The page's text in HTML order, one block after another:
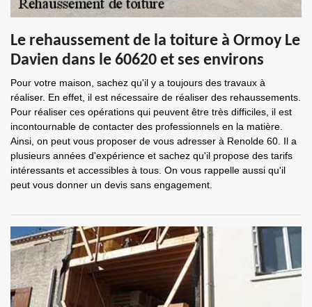
Le rehaussement de la toiture à Ormoy Le
Davien dans le 60620 et ses environs
Pour votre maison, sachez qu'il y a toujours des travaux à
réaliser. En effet, il est nécessaire de réaliser des rehaussements.
Pour réaliser ces opérations qui peuvent être très difficiles, il est
incontournable de contacter des professionnels en la matière.
Ainsi, on peut vous proposer de vous adresser à Renolde 60. Il a
plusieurs années d'expérience et sachez qu'il propose des tarifs
intéressants et accessibles à tous. On vous rappelle aussi qu'il
peut vous donner un devis sans engagement.